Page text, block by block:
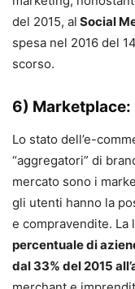
del 2015, al Social
spesa nel 2016 del
scorso.
6) Marketplace:
Lo stato dell’e-
“aggregatori” di
mercato sono i
gli utenti hanno la
e compravendite. La
percentuale di
dal 33% del 2015